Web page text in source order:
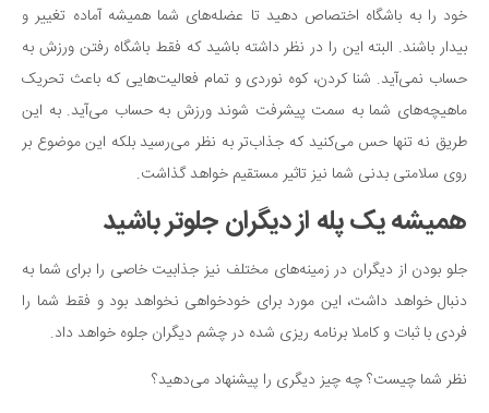
خود را به باشگاه اختصاص دهید تا عضله‌های شما همیشه آماده تغییر و
بیدار باشند. البته این را در نظر داشته باشید که فقط باشگاه رفتن ورزش به
حساب نمی‌آید. شنا کردن، کوه نوردی و تمام فعالیت‌هایی که باعث تحریک
ماهیچه‌های شما به سمت پیشرفت شوند ورزش به حساب می‌آید. به این
طریق نه تنها حس می‌کنید که جذاب‌تر به نظر می‌رسید بلکه این موضوع بر
روی سلامتی بدنی شما نیز تاثیر مستقیم خواهد گذاشت.
همیشه یک پله از دیگران جلوتر باشید
جلو بودن از دیگران در زمینه‌های مختلف نیز جذابیت خاصی را برای شما به
دنبال خواهد داشت، این مورد برای خودخواهی نخواهد بود و فقط شما را
فردی با ثبات و کاملا برنامه ریزی شده در چشم دیگران جلوه خواهد داد.
نظر شما چیست؟ چه چیز دیگری را پیشنهاد می‌دهید؟